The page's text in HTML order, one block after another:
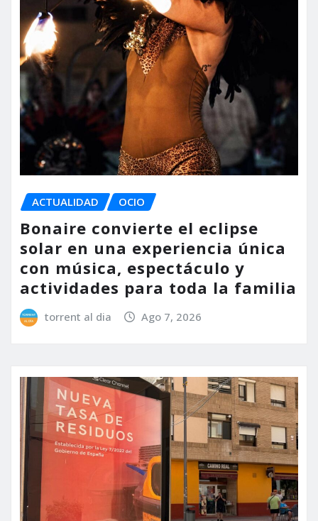
ACTUALIDAD OCIO
Bonaire convierte el eclipse
solar en una experiencia única
con música, espectáculo y
actividades para toda la familia
torrent al dia Ago 7, 2026